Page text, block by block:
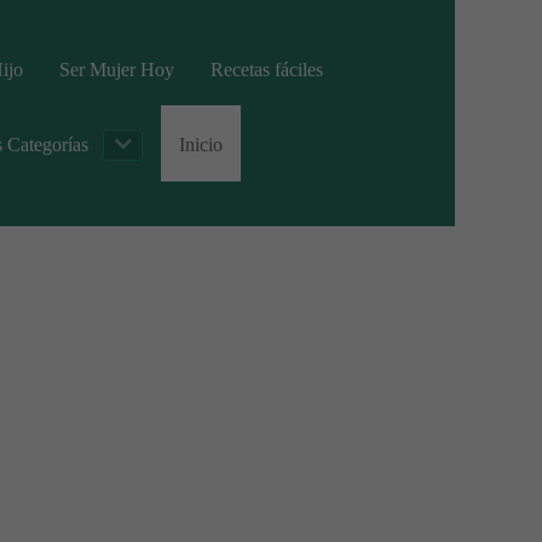
Ser Mujer Hoy Recetas fáciles
Categorías Inicio